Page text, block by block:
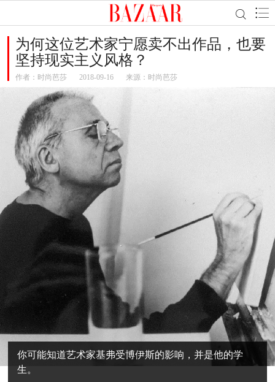
为何这位艺术家宁愿卖不出作品，也要
坚持现实主义风格？
作者： 时尚芭莎 2018-09-16 来源：时尚芭莎
你可能知道艺术家基弗受博伊斯的影响，并是他的学
生。